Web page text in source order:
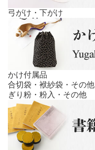
弓がけ・下がけ
かけ付属品
合切袋・袱紗袋・その他
ぎり粉・粉入・その他